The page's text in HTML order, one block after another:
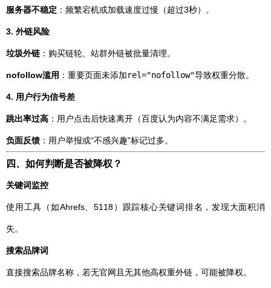
服务器不稳定 ：频繁宕机或加载速度过慢（超过3秒）。
3. 外链风险
垃圾外链 ：购买链轮、站群外链被批量清理。
nofollow滥用 ：重要页面未添加rel="nofollow"导致权重分散。
4. 用户行为信号差
跳出率过高 ：用户点击后快速离开（百度认为内容不满足需求）。
负面反馈 ：用户举报或“不感兴趣”标记过多。
四、如何判断是否被降权？
关键词监控
使用工具（如Ahrefs、5118）跟踪核心关键词排名，发现大面积消
失。
搜索品牌词
直接搜索品牌名称，若无官网且无其他高权重外链，可能被降权。